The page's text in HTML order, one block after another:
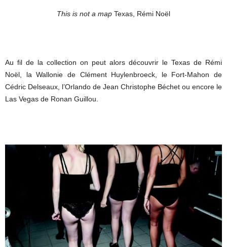
This is not a map Texas, Rémi Noël
Au fil de la collection on peut alors découvrir le Texas de Rémi
Noël, la Wallonie de Clément Huylenbroeck, le Fort-Mahon de
Cédric Delseaux, l’Orlando de Jean Christophe Béchet ou encore le
Las Vegas de Ronan Guillou.